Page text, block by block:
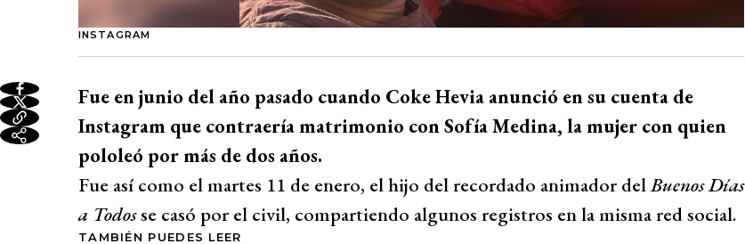
INSTAGRAM
Fue en junio del año pasado cuando Coke Hevia anunció en su cuenta de
Instagram que contraería matrimonio con Sofía Medina, la mujer con quien
pololeó por más de dos años.
Fue así como el martes 11 de enero, el hijo del recordado animador delBuenos Días
a Todosse casó por el civil, compartiendo algunos registros en la misma red social.
TAMBIÉN PUEDES LEER